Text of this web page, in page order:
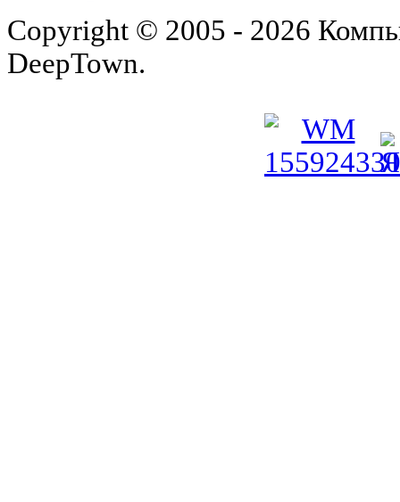
Copyright © 2005 - 2026
DeepTown.